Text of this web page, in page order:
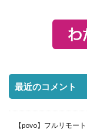
最近のコメント
【povo】フルリモー